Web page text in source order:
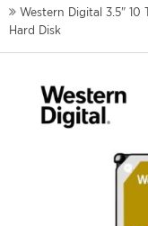
Western Digital 3.5" 10
Hard Disk